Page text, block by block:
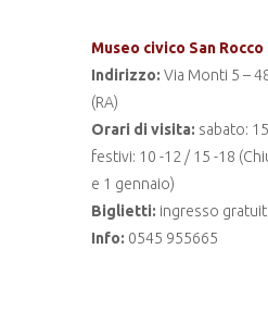
Museo civico San Rocco
Indirizzo: Via Monti 5 –
(RA)
Orari di visita: sabato:
festivi: 10 -12 / 15 -18
e 1 gennaio)
Biglietti: ingresso
Info: 0545 955665